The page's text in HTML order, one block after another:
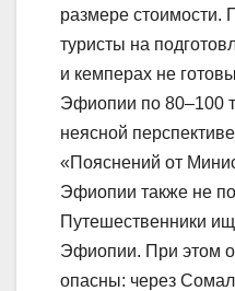
размере стоимости.
туристы на
и кемперах не
Эфиопии по 80–100
неясной
«Пояснений от
Эфиопии также не
Путешественники
Эфиопии. При этом
опасны: через